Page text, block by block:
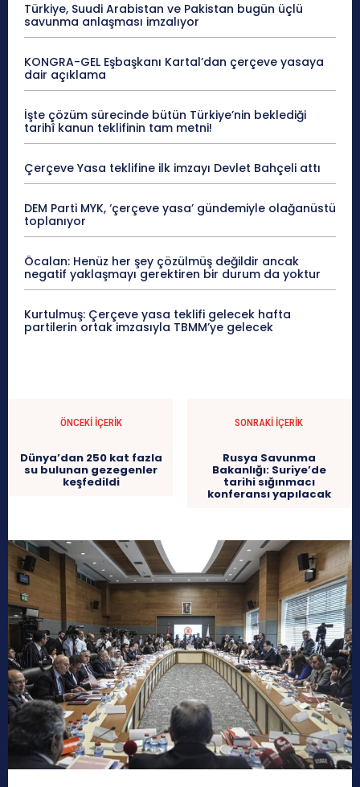
Türkiye, Suudi Arabistan ve Pakistan bugün üçlü
savunma anlaşması imzalıyor
KONGRA-GEL Eşbaşkanı Kartal’dan çerçeve yasaya
dair açıklama
İşte çözüm sürecinde bütün Türkiye’nin beklediği
tarihî kanun teklifinin tam metni!
Çerçeve Yasa teklifine ilk imzayı Devlet Bahçeli attı
DEM Parti MYK, ‘çerçeve yasa’ gündemiyle olağanüstü
toplanıyor
Öcalan: Henüz her şey çözülmüş değildir ancak
negatif yaklaşmayı gerektiren bir durum da yoktur
Kurtulmuş: Çerçeve yasa teklifi gelecek hafta
partilerin ortak imzasıyla TBMM’ye gelecek
ÖNCEKI İÇERIK
Dünya’dan 250 kat fazla
su bulunan gezegenler
keşfedildi
SONRAKI İÇERIK
Rusya Savunma
Bakanlığı: Suriye’de
tarihi sığınmacı
konferansı yapılacak